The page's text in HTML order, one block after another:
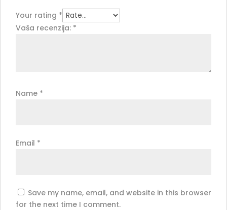
Your rating *
Vaša recenzija: *
Name *
Email *
Save my name, email, and website in this browser
for the next time I comment.